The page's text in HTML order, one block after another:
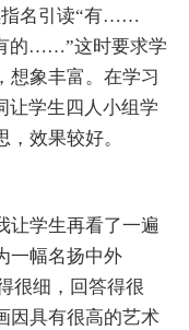
名引读“有……
……”这时要求学
想象丰富。在学习
让学生四人小组学
效果较好。
学生再看了一遍
一幅名扬中外
很细，回答得很
因具有很高的艺术